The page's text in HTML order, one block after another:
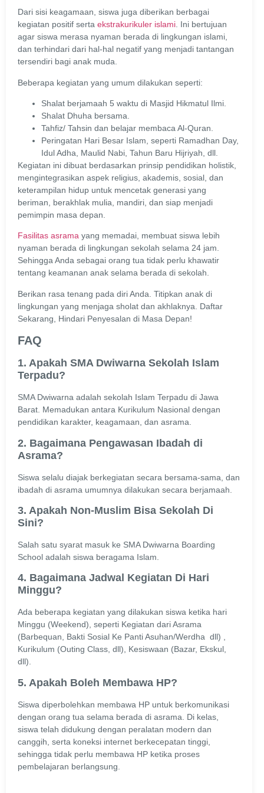
Dari sisi keagamaan, siswa juga diberikan berbagai
kegiatan positif serta ekstrakurikuler islami. Ini bertujuan
agar siswa merasa nyaman berada di lingkungan islami,
dan terhindari dari hal-hal negatif yang menjadi tantangan
tersendiri bagi anak muda.
Beberapa kegiatan yang umum dilakukan seperti:
Shalat berjamaah 5 waktu di Masjid Hikmatul Ilmi.
Shalat Dhuha bersama.
Tahfiz/ Tahsin dan belajar membaca Al-Quran.
Peringatan Hari Besar Islam, seperti Ramadhan Day,
Idul Adha, Maulid Nabi, Tahun Baru Hijriyah, dll.
Kegiatan ini dibuat berdasarkan prinsip pendidikan holistik,
mengintegrasikan aspek religius, akademis, sosial, dan
keterampilan hidup untuk mencetak generasi yang
beriman, berakhlak mulia, mandiri, dan siap menjadi
pemimpin masa depan.
Fasilitas asrama yang memadai, membuat siswa lebih
nyaman berada di lingkungan sekolah selama 24 jam.
Sehingga Anda sebagai orang tua tidak perlu khawatir
tentang keamanan anak selama berada di sekolah.
Berikan rasa tenang pada diri Anda. Titipkan anak di
lingkungan yang menjaga sholat dan akhlaknya. Daftar
Sekarang, Hindari Penyesalan di Masa Depan!
FAQ
1. Apakah SMA Dwiwarna Sekolah Islam
Terpadu?
SMA Dwiwarna adalah sekolah Islam Terpadu di Jawa
Barat. Memadukan antara Kurikulum Nasional dengan
pendidikan karakter, keagamaan, dan asrama.
2. Bagaimana Pengawasan Ibadah di
Asrama?
Siswa selalu diajak berkegiatan secara bersama-sama, dan
ibadah di asrama umumnya dilakukan secara berjamaah.
3. Apakah Non-Muslim Bisa Sekolah Di
Sini?
Salah satu syarat masuk ke SMA Dwiwarna Boarding
School adalah siswa beragama Islam.
4. Bagaimana Jadwal Kegiatan Di Hari
Minggu?
Ada beberapa kegiatan yang dilakukan siswa ketika hari
Minggu (Weekend), seperti Kegiatan dari Asrama
(Barbequan, Bakti Sosial Ke Panti Asuhan/Werdha dll) ,
Kurikulum (Outing Class, dll), Kesiswaan (Bazar, Ekskul,
dll).
5. Apakah Boleh Membawa HP?
Siswa diperbolehkan membawa HP untuk berkomunikasi
dengan orang tua selama berada di asrama. Di kelas,
siswa telah didukung dengan peralatan modern dan
canggih, serta koneksi internet berkecepatan tinggi,
sehingga tidak perlu membawa HP ketika proses
pembelajaran berlangsung.